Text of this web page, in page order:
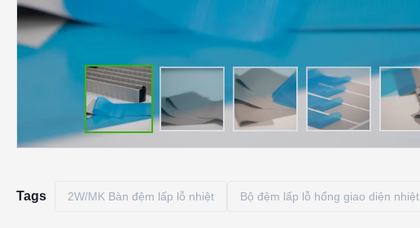
Tags 2W/MK Bàn đệm lấp lỗ nhiệt Bộ đệm lấp lỗ hổng giao diện nhiệt